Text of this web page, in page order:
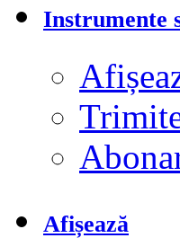
Instrumente
Afișează